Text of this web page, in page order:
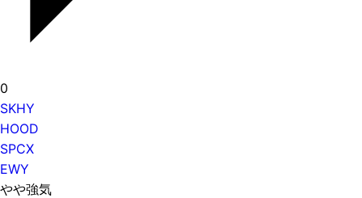
0
SKHY
HOOD
SPCX
EWY
やや強気